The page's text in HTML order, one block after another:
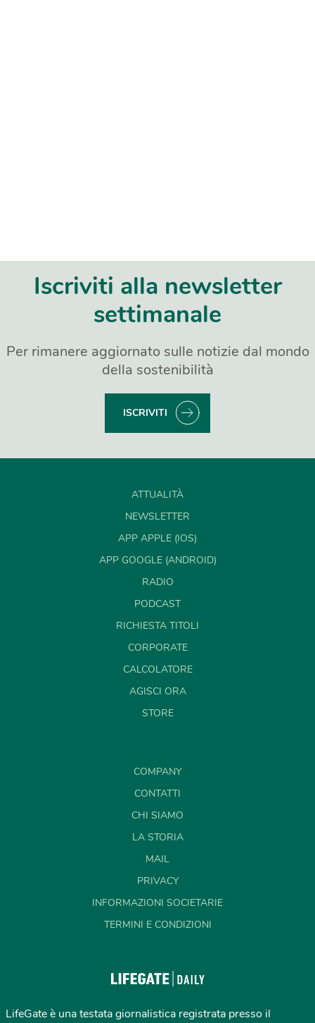
Iscriviti alla newsletter
settimanale
Per rimanere aggiornato sulle notizie dal mondo
della sostenibilità
ISCRIVITI
ATTUALITÀ
NEWSLETTER
APP APPLE (IOS)
APP GOOGLE (ANDROID)
RADIO
PODCAST
RICHIESTA TITOLI
CORPORATE
CALCOLATORE
AGISCI ORA
STORE
COMPANY
CONTATTI
CHI SIAMO
LA STORIA
MAIL
PRIVACY
INFORMAZIONI SOCIETARIE
TERMINI E CONDIZIONI
LifeGate è una testata giornalistica registrata presso il